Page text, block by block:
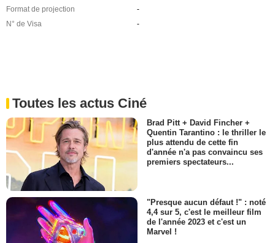
Format de projection
-
N° de Visa
-
Toutes les actus Ciné
Brad Pitt + David Fincher +
Quentin Tarantino : le thriller le
plus attendu de cette fin
d'année n'a pas convaincu ses
premiers spectateurs...
"Presque aucun défaut !" : noté
4,4 sur 5, c'est le meilleur film
de l'année 2023 et c'est un
Marvel !